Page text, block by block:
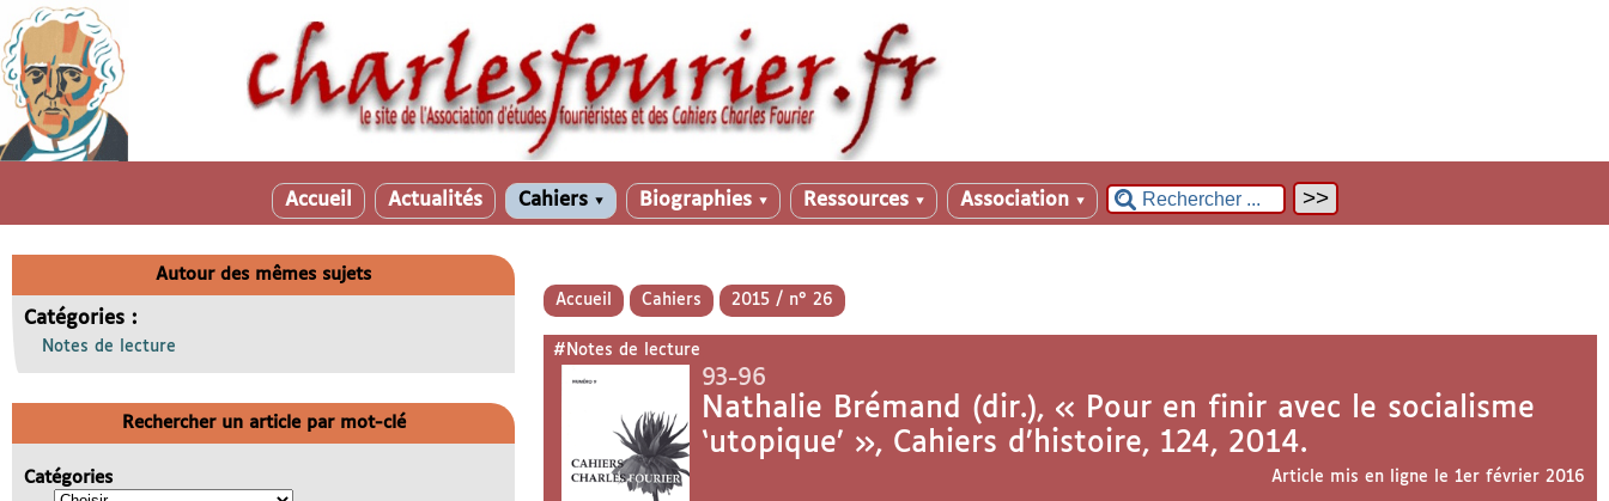
Accueil Actualités Cahiers ▼ Biographies ▼ Ressources ▼ Association ▼
Accueil Cahiers 2015 / n° 26
#Notes de lecture
93-96
Nathalie Brémand (dir.), « Pour en finir avec le socialisme
‘utopique’ », Cahiers d’histoire, 124, 2014.
Article mis en ligne le 1er février 2016
Autour des mêmes sujets
Catégories :
Notes de lecture
Rechercher un article par mot-clé
Catégories